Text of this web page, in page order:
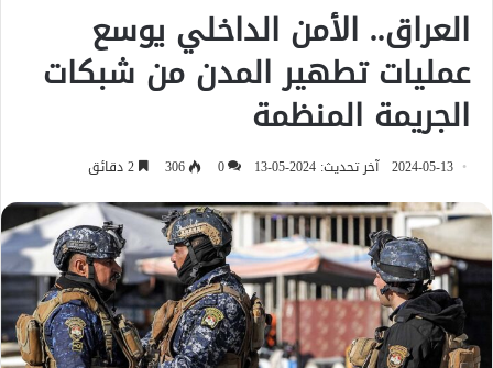
العراق.. الأمن الداخلي يوسع
عمليات تطهير المدن من شبكات
الجريمة المنظمة
2024-05-13 آخر تحديث: 2024-05-13 0
306